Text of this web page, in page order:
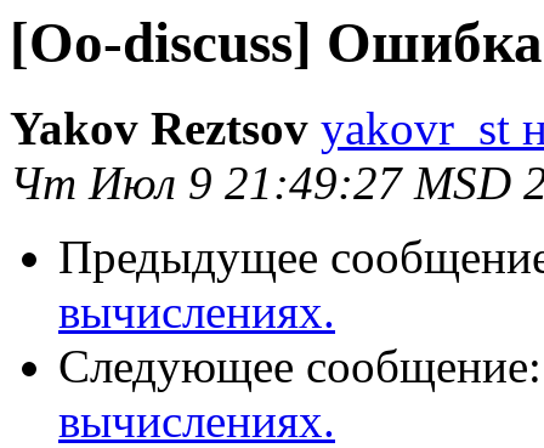
[Oo-discuss]
Yakov Reztsov yakovr_st
Чт Июл 9 21:49:27 MSD
Предыдущее
вычислениях.
Следующее
вычислениях.